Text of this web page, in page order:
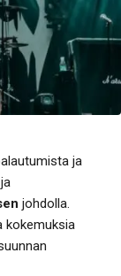
ja
ja
johdolla.
kokemuksia